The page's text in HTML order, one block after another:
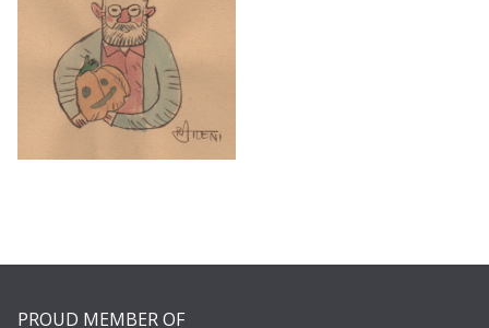
PROUD MEMBER OF